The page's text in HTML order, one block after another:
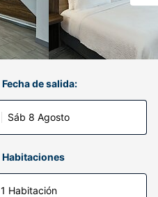
Fecha de salida:
Sáb 8 Agosto
Habitaciones
1 Habitación